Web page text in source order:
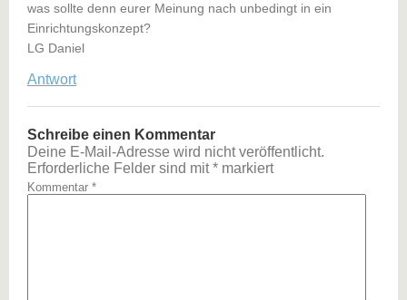
was sollte denn eurer Meinung nach unbedingt in ein
Einrichtungskonzept?
LG Daniel
Antwort
Schreibe einen Kommentar
Deine E-Mail-Adresse wird nicht veröffentlicht.
Erforderliche Felder sind mit* markiert
Kommentar *